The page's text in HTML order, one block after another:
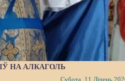
НА АЛКАГОЛЬ
Субота, 11 Ліпень